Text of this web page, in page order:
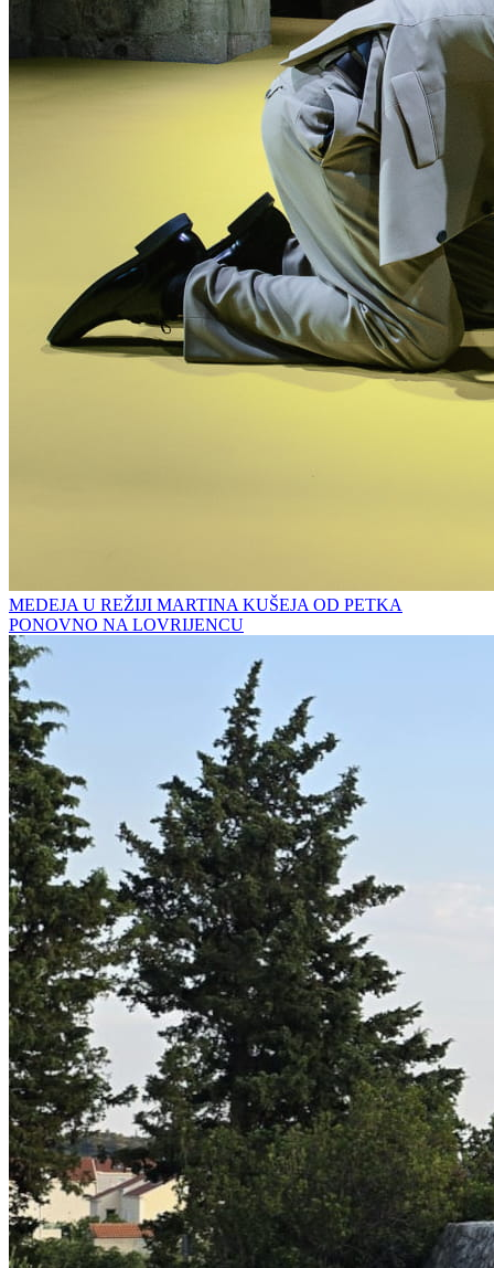
MEDEJA U REŽIJI MARTINA KUŠEJA OD PETKA
PONOVNO NA LOVRIJENCU